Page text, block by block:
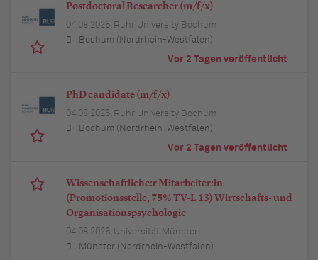
Postdoctoral Researcher (m/f/x)
04.08.2026, Ruhr University Bochum
Bochum (Nordrhein-Westfalen)
Vor 2 Tagen veröffentlicht
PhD candidate (m/f/x)
04.08.2026, Ruhr University Bochum
Bochum (Nordrhein-Westfalen)
Vor 2 Tagen veröffentlicht
Wissenschaftliche:r Mitarbeiter:in
(Promotionsstelle, 75% TV-L 13) Wirtschafts- und
Organisationspsychologie
04.08.2026, Universität Münster
Münster (Nordrhein-Westfalen)